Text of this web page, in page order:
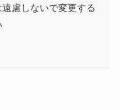
慮しないで変更する